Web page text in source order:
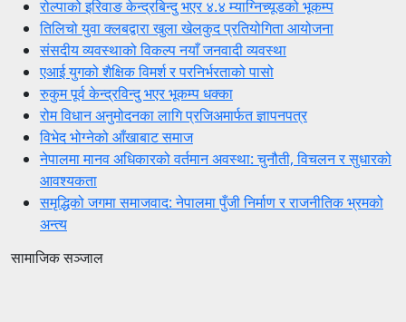
रोल्पाको इरिवाङ केन्द्रबिन्दु भएर ४.४ म्याग्निच्यूडको भूकम्प
तिलिचो युवा क्लबद्वारा खुला खेलकुद प्रतियोगिता आयोजना
संसदीय व्यवस्थाको विकल्प नयाँ जनवादी व्यवस्था
एआई युगको शैक्षिक विमर्श र परनिर्भरताको पासो
रुकुम पूर्व केन्द्रविन्दु भएर भूकम्प धक्का
रोम विधान अनुमोदनका लागि प्रजिअमार्फत ज्ञापनपत्र
विभेद भोग्नेको आँखाबाट समाज
नेपालमा मानव अधिकारको वर्तमान अवस्था: चुनौती, विचलन र सुधारको
आवश्यकता
समृद्धिको जगमा समाजवाद: नेपालमा पुँजी निर्माण र राजनीतिक भ्रमको
अन्त्य
सामाजिक सञ्जाल